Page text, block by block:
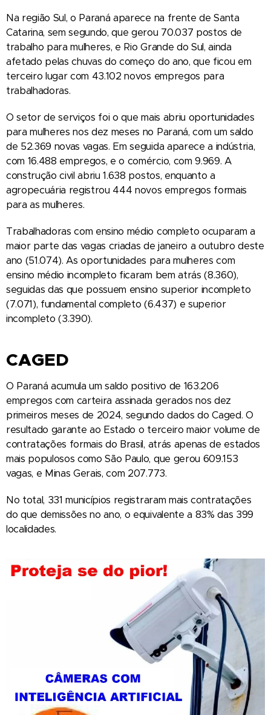
Na região Sul, o Paraná aparece na frente de Santa
Catarina, sem segundo, que gerou 70.037 postos de
trabalho para mulheres, e Rio Grande do Sul, ainda
afetado pelas chuvas do começo do ano, que ficou em
terceiro lugar com 43.102 novos empregos para
trabalhadoras.
O setor de serviços foi o que mais abriu oportunidades
para mulheres nos dez meses no Paraná, com um saldo
de 52.369 novas vagas. Em seguida aparece a indústria,
com 16.488 empregos, e o comércio, com 9.969. A
construção civil abriu 1.638 postos, enquanto a
agropecuária registrou 444 novos empregos formais
para as mulheres.
Trabalhadoras com ensino médio completo ocuparam a
maior parte das vagas criadas de janeiro a outubro deste
ano (51.074). As oportunidades para mulheres com
ensino médio incompleto ficaram bem atrás (8.360),
seguidas das que possuem ensino superior incompleto
(7.071), fundamental completo (6.437) e superior
incompleto (3.390).
CAGED
O Paraná acumula um saldo positivo de 163.206
empregos com carteira assinada gerados nos dez
primeiros meses de 2024, segundo dados do Caged. O
resultado garante ao Estado o terceiro maior volume de
contratações formais do Brasil, atrás apenas de estados
mais populosos como São Paulo, que gerou 609.153
vagas, e Minas Gerais, com 207.773.
No total, 331 municípios registraram mais contratações
do que demissões no ano, o equivalente a 83% das 399
localidades.